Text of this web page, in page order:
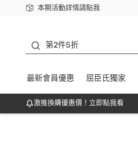
本期活動詳情請點我
下載app最高回饋$350
第2件5折
最新會員優惠 屈臣氏獨家
激推換購優惠價！立即點我看